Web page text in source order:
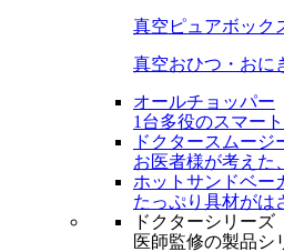
真空ピュアボック
真空おひつ・おに
オールチョッパー
1台多役のスマー
ドクタースムージ
お医者様が考えた
ホットサンドベー
たっぷり具材がは
ドクターシリーズ
医師監修の製品シ